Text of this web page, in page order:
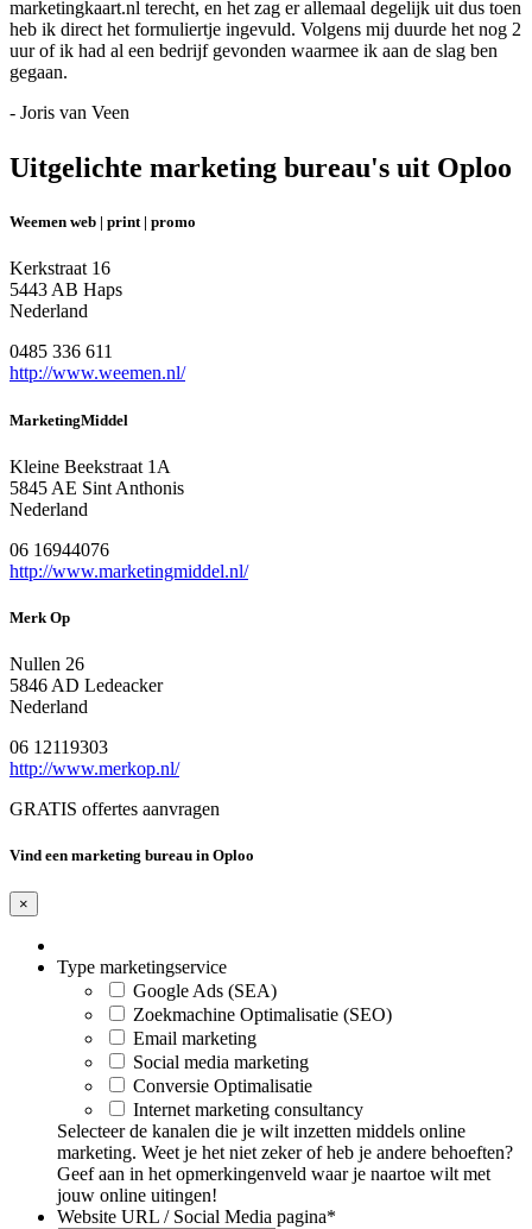
marketingkaart.nl terecht, en het zag er allemaal degelijk uit dus toen
heb ik direct het formuliertje ingevuld. Volgens mij duurde het nog 2
uur of ik had al een bedrijf gevonden waarmee ik aan de slag ben
gegaan.
- Joris van Veen
Uitgelichte marketing bureau's uit Oploo
Weemen web | print | promo
Kerkstraat 16
5443 AB Haps
Nederland
0485 336 611
http://www.weemen.nl/
MarketingMiddel
Kleine Beekstraat 1A
5845 AE Sint Anthonis
Nederland
06 16944076
http://www.marketingmiddel.nl/
Merk Op
Nullen 26
5846 AD Ledeacker
Nederland
06 12119303
http://www.merkop.nl/
GRATIS offertes aanvragen
Vind een marketing bureau in Oploo
×
Type marketingservice
Google Ads (SEA)
Zoekmachine Optimalisatie (SEO)
Email marketing
Social media marketing
Conversie Optimalisatie
Internet marketing consultancy
Selecteer de kanalen die je wilt inzetten middels online
marketing. Weet je het niet zeker of heb je andere behoeften?
Geef aan in het opmerkingenveld waar je naartoe wilt met
jouw online uitingen!
Website URL / Social Media pagina*